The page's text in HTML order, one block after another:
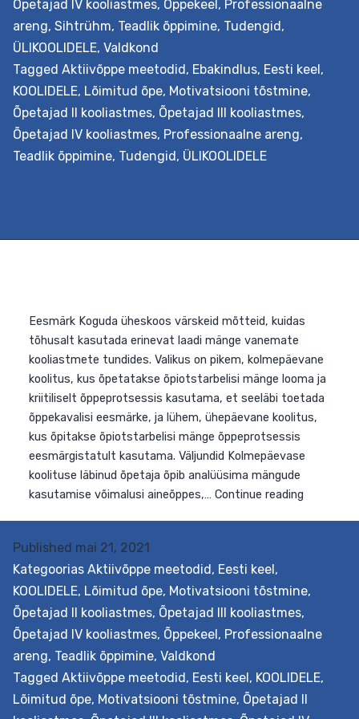
nüüdisaegsel õpikäsitusel põhinevaid uuenduslikke
õppeviise humanitaar- ja sotsiaalainetes. Väljundid
Õpetaja õpib nüüdisaegsest õpikäsitusest lähtuvalt
planeerima lõimingulist õpistsenaariumi. Ta…Continue
readingLõiminguliste
õpistsenaariumite
loomine
ja
Õpetajad IV kooliastmes, Õppekeel , Professionaalne
areng, Sihtrühm, Teadlik õppimine, Tudengid,
ÜLIKOOLIDELE, Valdkond
Tagged Aktiivõppe meetodid, Ebakindlus, Eesti keel,
KOOLIDELE, Lõimitud õpe, Motivatsiooni tõstmine,
Õpetajad II kooliastmes, Õpetajad III kooliastmes,
Õpetajad IV kooliastmes, Professionaalne areng,
Teadlik õppimine, Tudengid, ÜLIKOOLIDELE
Eesmärk Koguda üheskoos värskeid mõtteid, kuidas
tõhusalt kasutada erinevat laadi mänge vanemate
kooliastmete tundides. Valikus on pikem, kolmepäevane
koolitus, kus õpetatakse õpiotstarbelisi mänge looma
kriitiliselt õppeprotsessis kasutama, et seeläbi
õppekavalisi eesmärke, ja lühem, ühepäevane koolitus,
Published mai 21, 2021
Kategoorias Aktiivõppe meetodid, Eesti keel,
KOOLIDELE, Lõimitud õpe, Motivatsiooni tõstmine,
Õpetajad II kooliastmes, Õpetajad III kooliastmes,
Õpetajad IV kooliastmes, Õppekeel, Professionaalne
areng, Teadlik õppimine, Valdkond
Tagged Aktiivõppe meetodid, Eesti keel, KOOLIDELE,
Lõimitud õpe, Motivatsiooni tõstmine, Õpetajad II